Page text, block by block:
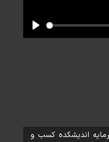
اندیشکده کسب و